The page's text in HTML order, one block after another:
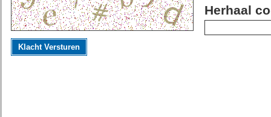
Herhaal
Klacht Versturen